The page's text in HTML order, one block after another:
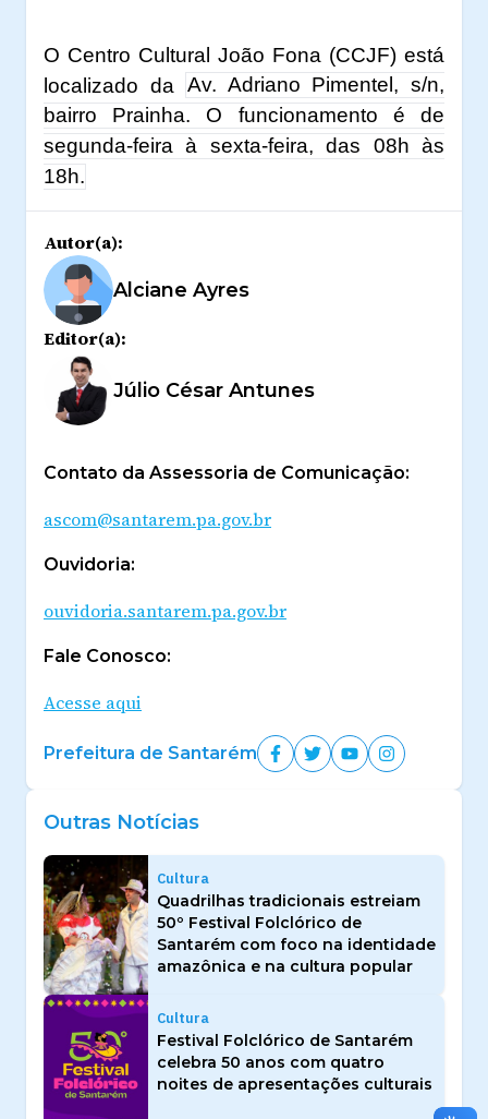
O Centro Cultural João Fona (CCJF) está
localizado da Av. Adriano Pimentel, s/n,
bairro Prainha. O funcionamento é de
segunda-feira à sexta-feira, das 08h às
18h.
Autor(a):
Alciane Ayres
Editor(a):
Júlio César Antunes
Contato da Assessoria de Comunicação:
ascom@santarem.pa.gov.br
Ouvidoria:
ouvidoria.santarem.pa.gov.br
Fale Conosco:
Acesse aqui
Prefeitura de Santarém
Outras Notícias
Cultura
Quadrilhas tradicionais estreiam
50º Festival Folclórico de
Santarém com foco na identidade
amazônica e na cultura popular
Cultura
Festival Folclórico de Santarém
celebra 50 anos com quatro
noites de apresentações culturais